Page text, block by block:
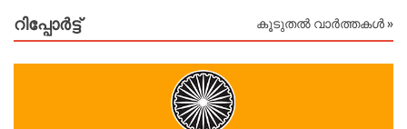
റിപ്പോര്‍ട്ട് കൂടുതൽ വാർത്തകൾ »